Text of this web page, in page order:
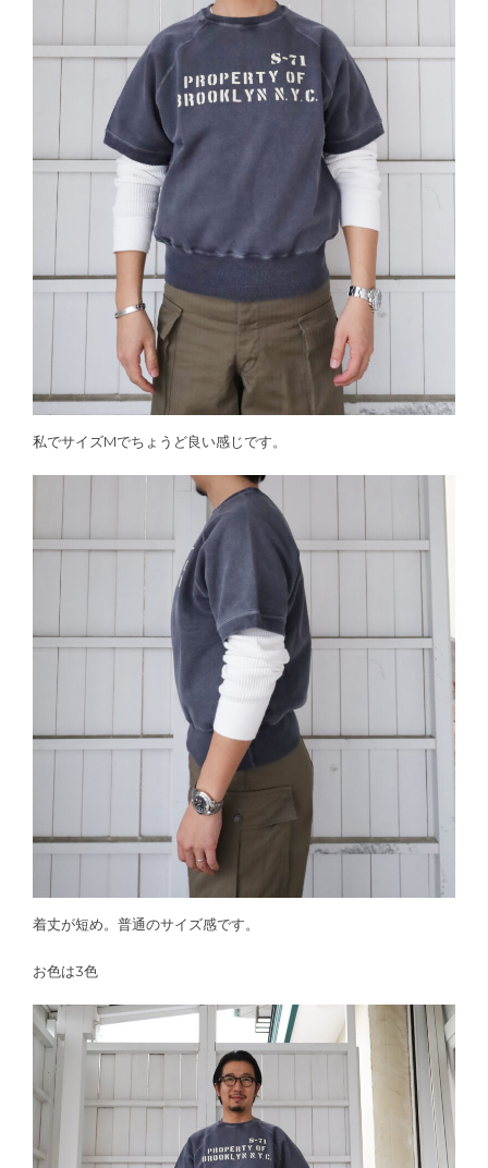
私でサイズMでちょうど良い感じです。
着丈が短め。普通のサイズ感です。
お色は3色